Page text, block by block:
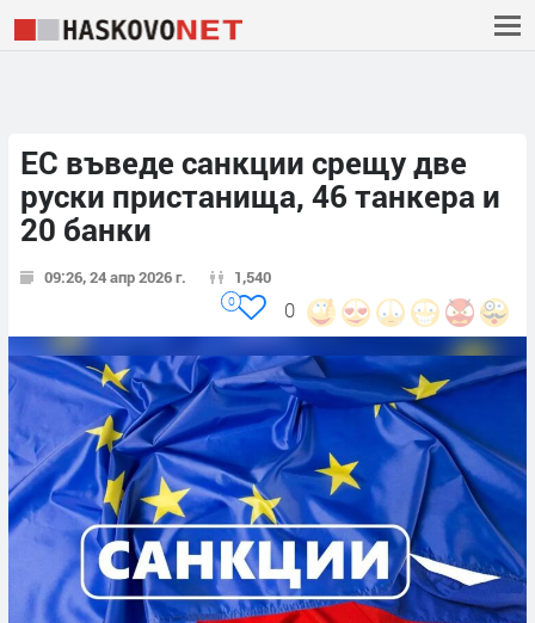
ЕС въведе санкции срещу две
руски пристанища, 46 танкера и
20 банки
09:26, 24 апр 2026 г. 1,540
0
0